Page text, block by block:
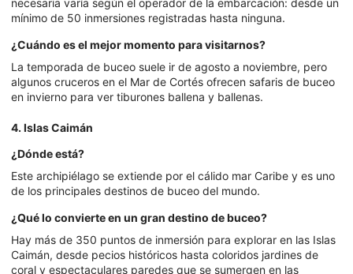
necesaria varía según el operador de la embarcación: desde un
mínimo de 50 inmersiones registradas hasta ninguna.
¿Cuándo es el mejor momento para visitarnos?
La temporada de buceo suele ir de agosto a noviembre, pero
algunos cruceros en el Mar de Cortés ofrecen safaris de buceo
en invierno para ver tiburones ballena y ballenas.
4. Islas Caimán
¿Dónde está?
Este archipiélago se extiende por el cálido mar Caribe y es uno
de los principales destinos de buceo del mundo.
¿Qué lo convierte en un gran destino de buceo?
Hay más de 350 puntos de inmersión para explorar en las Islas
Caimán, desde pecios históricos hasta coloridos jardines de
coral y espectaculares paredes que se sumergen en las